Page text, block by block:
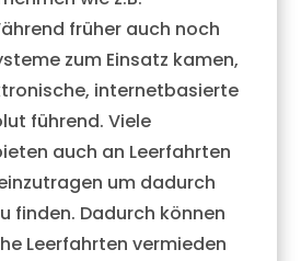
früher auch noch
zum Einsatz kamen,
internetbasierte
führend. Viele
auch an Leerfahrten
um dadurch
finden. Dadurch können
Leerfahrten vermieden